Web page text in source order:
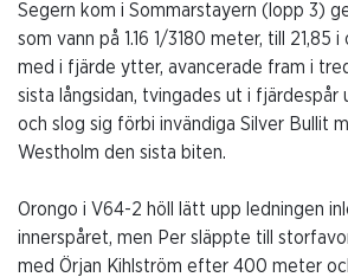
Segern kom i Sommarstayern (lopp 3)
som vann på 1.16 1/3180 meter, till 21,85
med i fjärde ytter, avancerade fram i
sista långsidan, tvingades ut i fjärdespår
och slog sig förbi invändiga Silver Bullit
Westholm den sista biten.
Orongo i V64-2 höll lätt upp ledningen
innerspåret, men Per släppte till
med Örjan Kihlström efter 400 meter